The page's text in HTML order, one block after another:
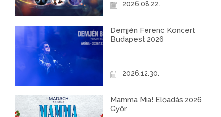
2026.08.22.
Demjén Ferenc Koncert
Budapest 2026
2026.12.30.
Mamma Mia! Előadás 2026
Győr